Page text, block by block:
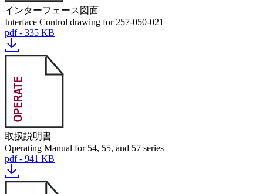
インターフェース図面
Interface Control drawing for 257-050-021
pdf - 335 KB
取扱説明書
Operating Manual for 54, 55, and 57 series
pdf - 941 KB